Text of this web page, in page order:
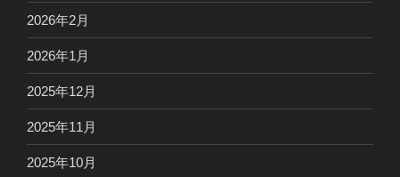
2026年2月
2026年1月
2025年12月
2025年11月
2025年10月